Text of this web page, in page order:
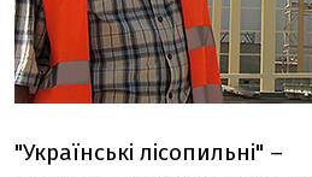
"Українські лісопильні" –